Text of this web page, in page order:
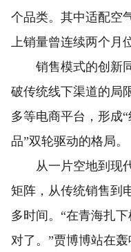
个品类。其中适配空
上销量曾连续两个月
销售模式的创新同
破传统线下渠道的局
多等电商平台，形成
品”双轮驱动的格局。
从一片空地到现代
矩阵，从传统销售到
多时间。“在青海扎
对了。”贾博博站在